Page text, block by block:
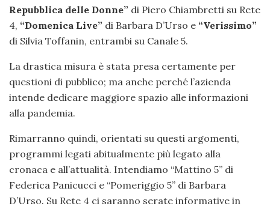
Repubblica delle Donne” di Piero Chiambretti su Rete
4, “Domenica Live” di Barbara D’Urso e “Verissimo”
di Silvia Toffanin, entrambi su Canale 5.
La drastica misura è stata presa certamente per
questioni di pubblico; ma anche perché l’azienda
intende dedicare maggiore spazio alle informazioni
alla pandemia.
Rimarranno quindi, orientati su questi argomenti,
programmi legati abitualmente più legato alla
cronaca e all’attualità. Intendiamo “Mattino 5” di
Federica Panicucci e “Pomeriggio 5” di Barbara
D’Urso. Su Rete 4 ci saranno serate informative in